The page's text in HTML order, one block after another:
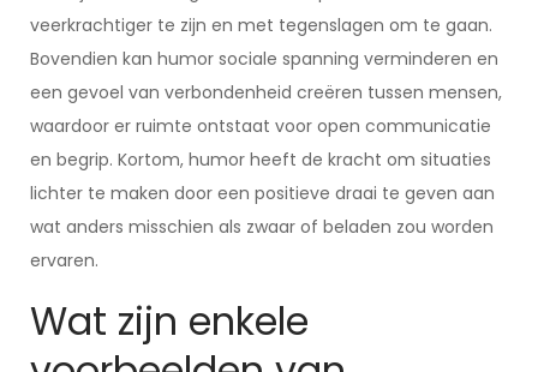
veerkrachtiger te zijn en met tegenslagen om te gaan.
Bovendien kan humor sociale spanning verminderen en
een gevoel van verbondenheid creëren tussen mensen,
waardoor er ruimte ontstaat voor open communicatie
en begrip. Kortom, humor heeft de kracht om situaties
lichter te maken door een positieve draai te geven aan
wat anders misschien als zwaar of beladen zou worden
ervaren.
Wat zijn enkele